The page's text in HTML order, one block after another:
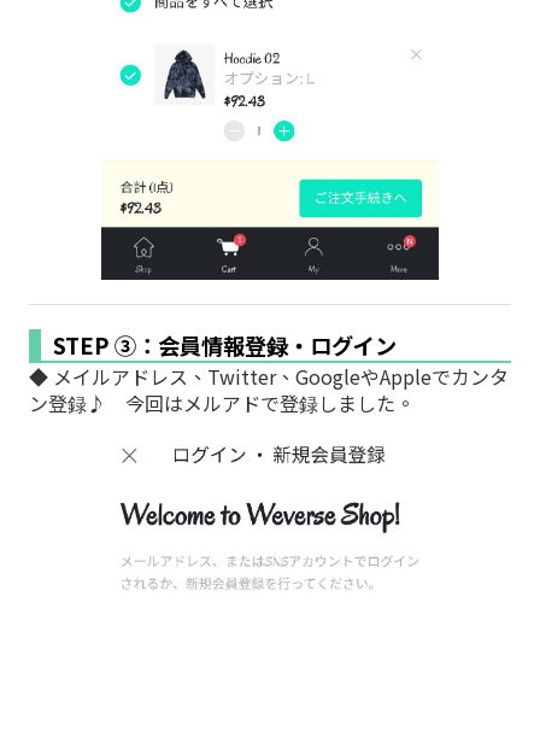
STEP ③：会員情報登録・ログイン
◆ メイルアドレス、Twitter、GoogleやAppleでカンタ
ン登録♪ 今回はメルアドで登録しました。